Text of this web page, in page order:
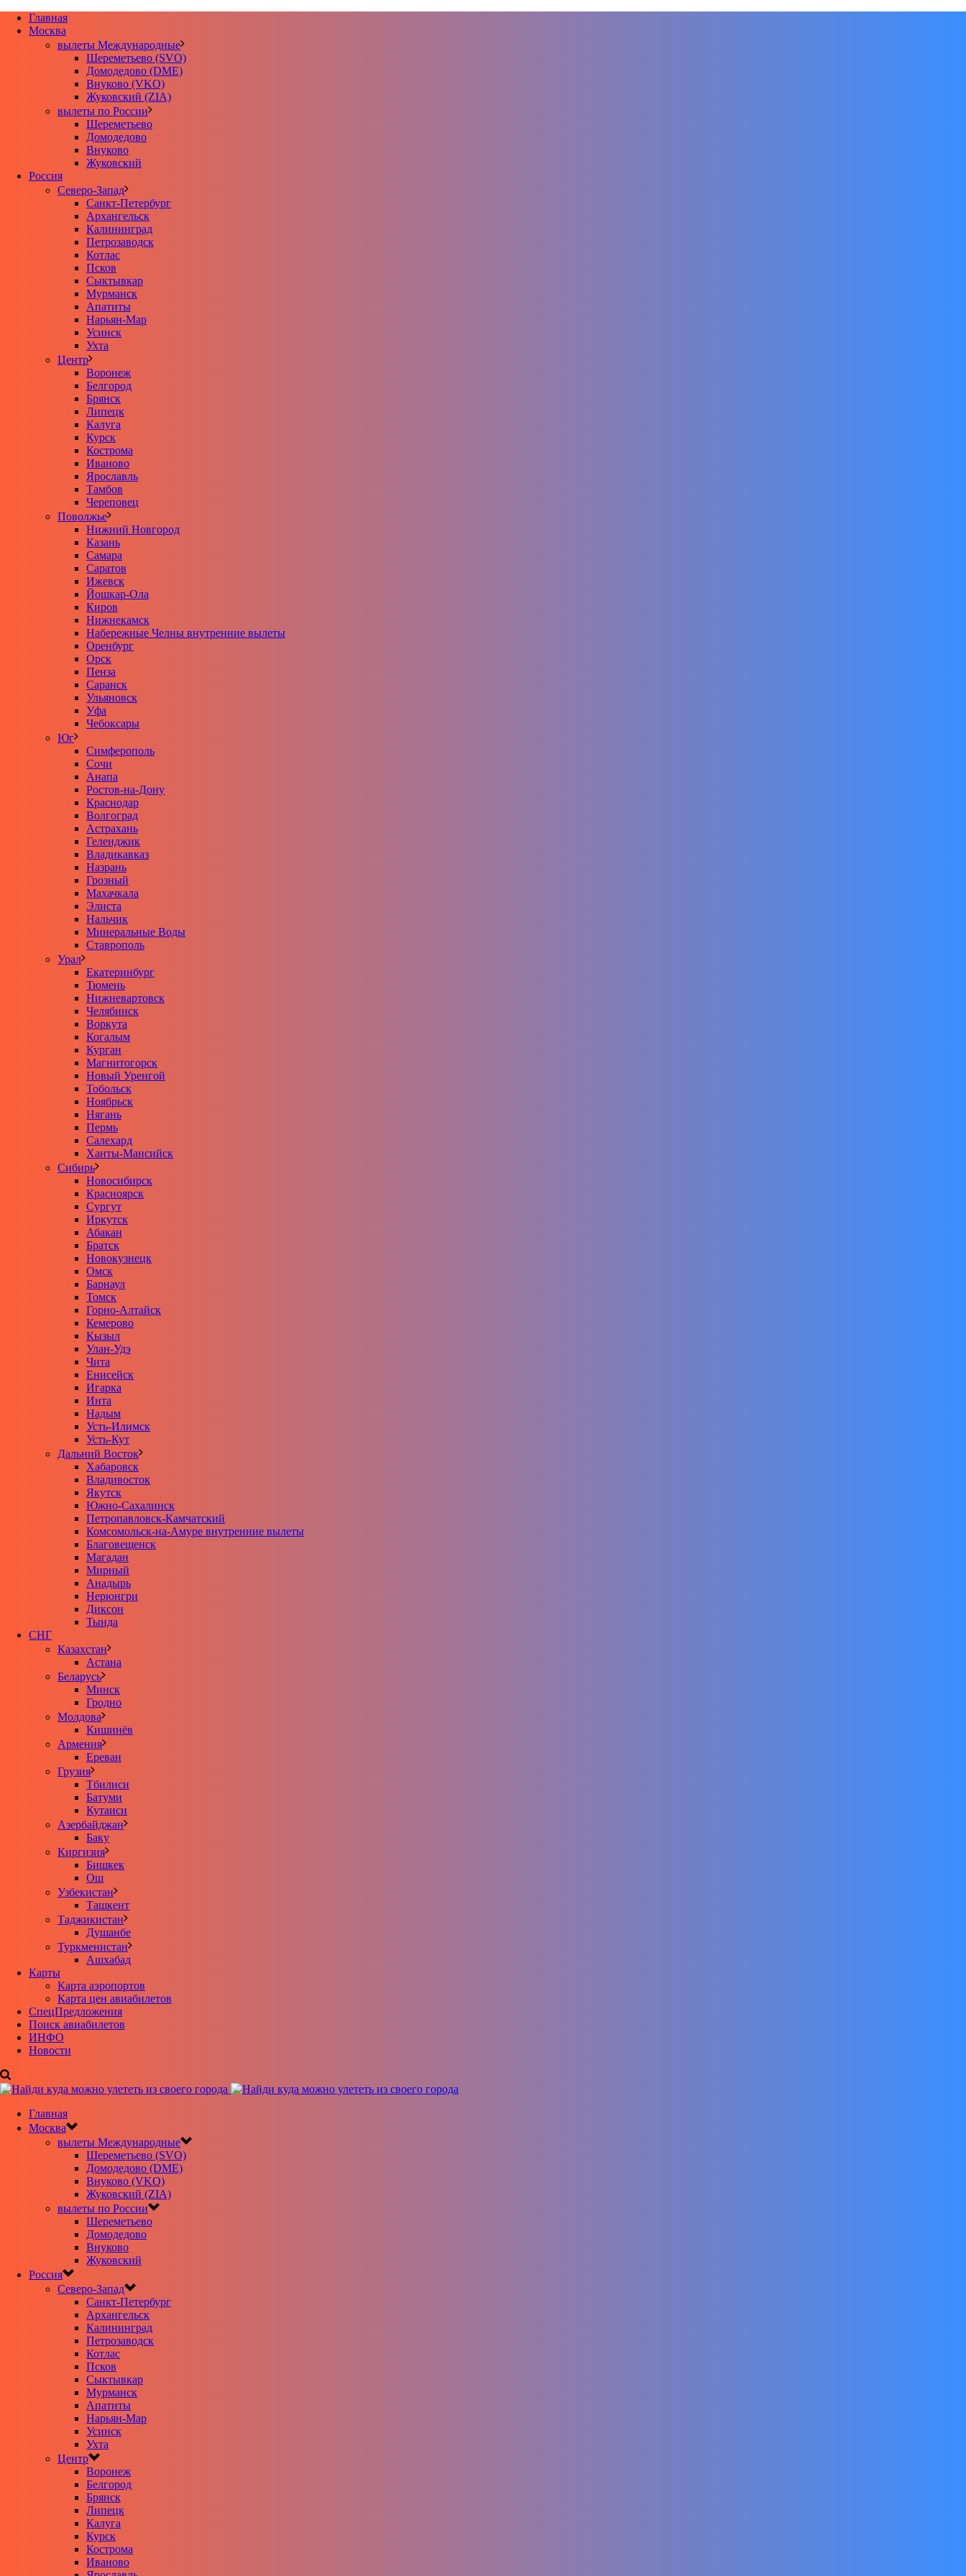
Главная
Москва
вылеты Международные
Шереметьево (SVO)
Домодедово (DME)
Внуково (VKO)
Жуковский (ZIA)
вылеты по России
Шереметьево
Домодедово
Внуково
Жуковский
Россия
Северо-Запад
Санкт-Петербург
Архангельск
Калининград
Петрозаводск
Котлас
Псков
Сыктывкар
Мурманск
Апатиты
Нарьян-Мар
Усинск
Ухта
Центр
Воронеж
Белгород
Брянск
Липецк
Калуга
Курск
Кострома
Иваново
Ярославль
Тамбов
Череповец
Поволжье
Нижний Новгород
Казань
Самара
Саратов
Ижевск
Йошкар-Ола
Киров
Нижнекамск
Набережные Челны внутренние вылеты
Оренбург
Орск
Пенза
Саранск
Ульяновск
Уфа
Чебоксары
Юг
Симферополь
Сочи
Анапа
Ростов-на-Дону
Краснодар
Волгоград
Астрахань
Геленджик
Владикавказ
Назрань
Грозный
Махачкала
Элиста
Нальчик
Минеральные Воды
Ставрополь
Урал
Екатеринбург
Тюмень
Нижневартовск
Челябинск
Воркута
Когалым
Курган
Магнитогорск
Новый Уренгой
Тобольск
Ноябрьск
Нягань
Пермь
Салехард
Ханты-Мансийск
Сибирь
Новосибирск
Красноярск
Сургут
Иркутск
Абакан
Братск
Новокузнецк
Омск
Барнаул
Томск
Горно-Алтайск
Кемерово
Кызыл
Улан-Удэ
Чита
Енисейск
Игарка
Инта
Надым
Усть-Илимск
Усть-Кут
Дальний Восток
Хабаровск
Владивосток
Якутск
Южно-Сахалинск
Петропавловск-Камчатский
Комсомольск-на-Амуре внутренние вылеты
Благовещенск
Магадан
Мирный
Анадырь
Нерюнгри
Диксон
Тында
СНГ
Казахстан
Астана
Беларусь
Минск
Гродно
Молдова
Кишинёв
Армения
Ереван
Грузия
Тбилиси
Батуми
Кутаиси
Азербайджан
Баку
Киргизия
Бишкек
Ош
Узбекистан
Ташкент
Таджикистан
Душанбе
Туркменистан
Ашхабад
Карты
Карта аэропортов
Карта цен авиабилетов
CпецПредложения
Поиск авиабилетов
ИНФО
Новости
Главная
Москва
вылеты Международные
Шереметьево (SVO)
Домодедово (DME)
Внуково (VKO)
Жуковский (ZIA)
вылеты по России
Шереметьево
Домодедово
Внуково
Жуковский
Россия
Северо-Запад
Санкт-Петербург
Архангельск
Калининград
Петрозаводск
Котлас
Псков
Сыктывкар
Мурманск
Апатиты
Нарьян-Мар
Усинск
Ухта
Центр
Воронеж
Белгород
Брянск
Липецк
Калуга
Курск
Кострома
Иваново